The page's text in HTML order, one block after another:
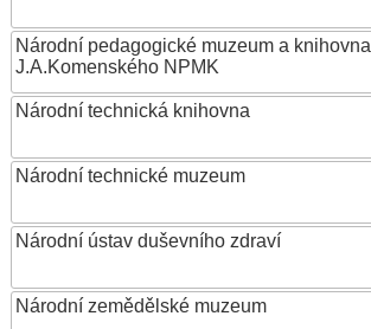
Národní pedagogické muzeum a knihovna
J.A.Komenského NPMK
Národní technická knihovna
Národní technické muzeum
Národní ústav duševního zdraví
Národní zemědělské muzeum